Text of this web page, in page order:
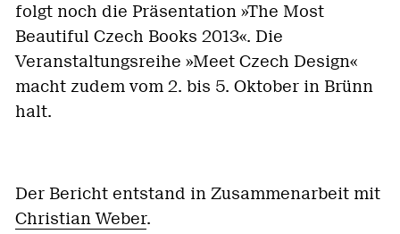
folgt noch die Präsentation »The Most
Beautiful Czech Books 2013«. Die
Veranstaltungsreihe »Meet Czech Design«
macht zudem vom 2. bis 5. Oktober in Brünn
halt.
Der Bericht entstand in Zusammenarbeit mit
Christian Weber.